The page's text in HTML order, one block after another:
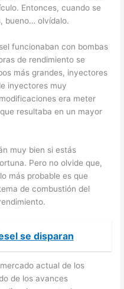
Entonces, cuando se
bueno… olvídalo.
funcionaban con bombas
de rendimiento se
más grandes, inyectores
inyectores muy
era meter
resultaba en un mayor
muy bien si estás
Pero no olvide que,
más probable es que
de combustión del
se disparan
actual de los
de los avances